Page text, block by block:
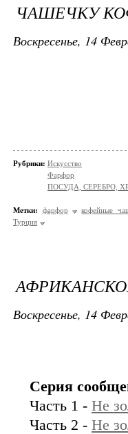
ЧАШЕЧКУ
Воскресенье, 14
Рубрики: Искусство
Фарфор
ПОСУДА, СЕРЕБРО,
Метки: фарфор
кофейные
Турция
Воскресенье, 14
Серия
Часть 1 - Не
Часть 2 - Не